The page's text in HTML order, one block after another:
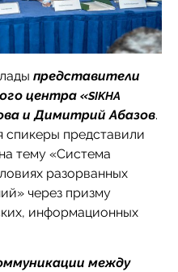
представители
центра «SIKHA
и Димитрий Абазов.
спикеры представили
тему «Система
разорванных
через призму
информационных
между